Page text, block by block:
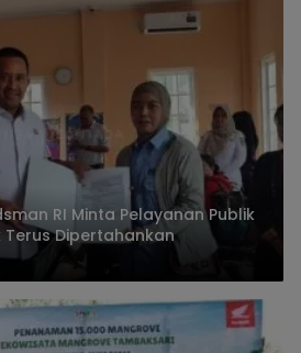
RI Minta Pelayanan Publik
Terus Dipertahankan